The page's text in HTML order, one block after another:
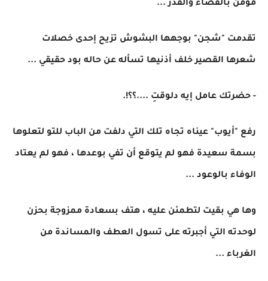
مؤمن بالقضاء والقدر ...
تقدمت "شجن" بوجهها البشوش تزيح إحدى خصلات
شعرها القصير خلف أذنيها تسأله عن حاله بود حقيقي ...
- حضرتك عامل إيه دلوقتِ ....؟؟!.
رفع "أيوب" عيناه تجاه تلك التي دلفت من الباب للتو لتعلوها
بسمة سعيدة فهو لم يتوقع أن تفي بوعدها ، فهو لم يعتاد
الوفاء بالوعود ...
وها هي بقيت لتطمئن عليه ، هتف بسعادة ممزوجة بحزن
لوحدته التي أجبرته على تسول العطف والمساندة من
الغرباء ...